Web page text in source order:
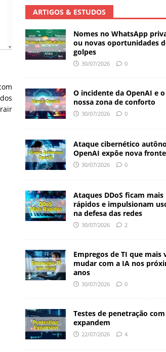
ARTIGOS & ESTUDOS
Nomes no WhatsApp
ou novas oportunidades
golpes
30/07/2026 0
O incidente da OpenAI e
nossa zona de conforto
30/07/2026 0
Ataque cibernético
OpenAI expõe nova
30/07/2026 0
Ataques DDoS ficam mais
rápidos e impulsionam
na defesa das redes
30/07/2026 2
Empregos de TI que mais
mudar com a IA nos
anos
30/07/2026 0
Testes de penetração
expandem
22/07/2026 4